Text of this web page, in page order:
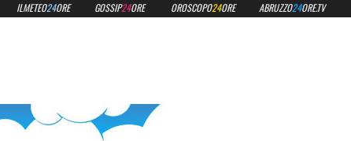
ILMETEO24ORE GOSSIP24ORE OROSCOPO24ORE ABRUZZO24ORE.TV